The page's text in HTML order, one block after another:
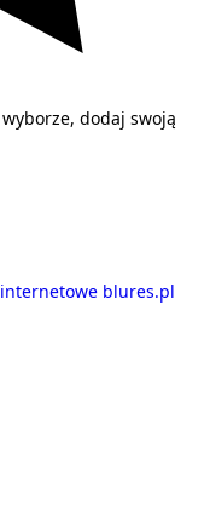
dodaj swoją
blures.pl